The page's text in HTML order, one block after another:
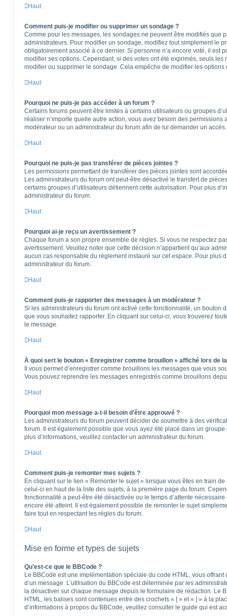
Haut
Comment puis-je modifier ou supprimer un sondage ?
Comme pour les messages, les sondages ne peuvent être modifiés que
administrateurs. Pour modifier un sondage, modifiez tout simplement le
obligatoirement associé à ce dernier. Si personne n’a encore voté, il est
modifier ses options. Cependant, si des votes ont été exprimés, seuls
modifier ou supprimer le sondage. Cela empêche de modifier les options
Haut
Pourquoi ne puis-je pas accéder à un forum ?
Certains forums peuvent être limités à certains utilisateurs ou groupes
réaliser n’importe quelle autre action, vous avez besoin des permissions
modérateur ou un administrateur du forum afin de lui demander un accès.
Haut
Pourquoi ne puis-je pas transférer de pièces jointes ?
Les permissions permettant de transférer des pièces jointes sont
Les administrateurs du forum ont peut-être désactivé le transfert de
certains groupes d’utilisateurs détiennent cette autorisation. Pour plus
administrateur du forum.
Haut
Pourquoi ai-je reçu un avertissement ?
Chaque forum a son propre ensemble de règles. Si vous ne respectez
avertissement. Veuillez noter que cette décision n’appartient qu’aux
aucun cas responsable du règlement instauré sur cet espace. Pour plus
administrateur du forum.
Haut
Comment puis-je rapporter des messages à un modérateur ?
Si les administrateurs du forum ont activé cette fonctionnalité, un bouton
que vous souhaitez rapporter. En cliquant sur celui-ci, vous trouverez
le message.
Haut
À quoi sert le bouton « Enregistrer comme brouillon » affiché lors de
Il vous permet d’enregistrer comme brouillons les messages que vous
Vous pouvez reprendre les messages enregistrés comme brouillons
Haut
Pourquoi mon message a-t-il besoin d’être approuvé ?
Les administrateurs du forum peuvent décider de soumettre à des
forum. Il est également possible que vous ayez été placé dans un
plus d’informations, veuillez contacter un administrateur du forum.
Haut
Comment puis-je remonter mes sujets ?
En cliquant sur le lien « Remonter le sujet » lorsque vous êtes en train
celui-ci en haut de la liste des sujets, à la première page du forum.
fonctionnalité a peut-être été désactivée ou le temps d’attente
encore été atteint. Il est également possible de remonter le sujet
faire tout en respectant les règles du forum.
Haut
Mise en forme et types de sujets
Qu’est-ce que le BBCode ?
Le BBCode est une implémentation spéciale du code HTML, vous
d’un message. L’utilisation du BBCode est déterminée par les
la désactiver sur chaque message depuis le formulaire de rédaction. Le
HTML, les balises sont contenues entre des crochets « [ » et « ] » à la
d’informations à propos du BBCode, veuillez consulter le guide qui est